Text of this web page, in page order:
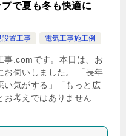
で夏も冬も快適に
設置工事
電気工事施工例
事.comです。本日は、お
お伺いしました。 「長年
い気がする」「もっと広
お考えではありません